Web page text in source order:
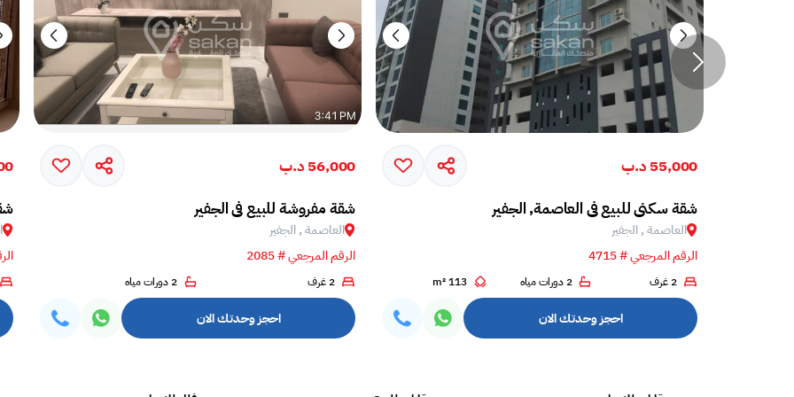
55,000 د.ب
شقة سكني للبيع في العاصمة, الجفير
العاصمة , الجفير
الرقم المرجعي # 4715
2 غرف 2 دورات مياه 113 m²
احجز وحدتك الان
56,000 د.ب
شقة مفروشة للبيع في الجفير
العاصمة , الجفير
الرقم المرجعي # 2085
2 غرف 2 دورات مياه
احجز وحدتك الان